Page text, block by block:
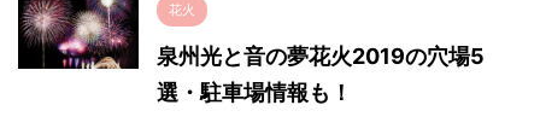
花火
泉州光と音の夢花火2019の穴場5
選・駐車場情報も！